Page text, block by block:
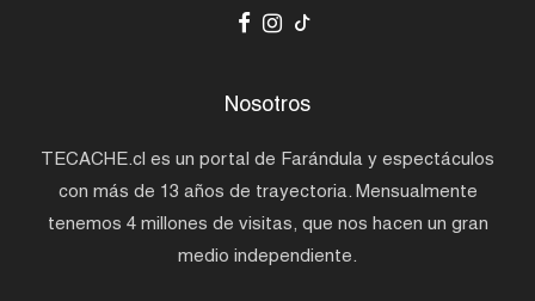
Nosotros
TECACHE.cl es un portal de Farándula y espectáculos
con más de 13 años de trayectoria. Mensualmente
tenemos 4 millones de visitas, que nos hacen un gran
medio independiente.